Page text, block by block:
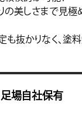
の美しさまで見極
抜かりなく、塗
足場自社保有